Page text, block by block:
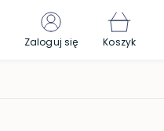
Zaloguj się Koszyk